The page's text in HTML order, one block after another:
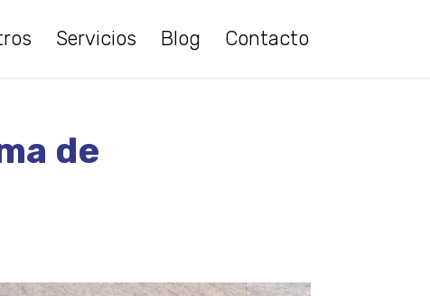
Servicios Blog Contacto
de